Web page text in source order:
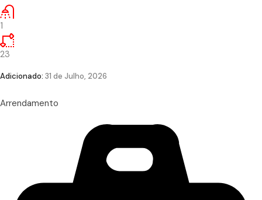
1
23
Adicionado: 31 de Julho, 2026
Arrendamento